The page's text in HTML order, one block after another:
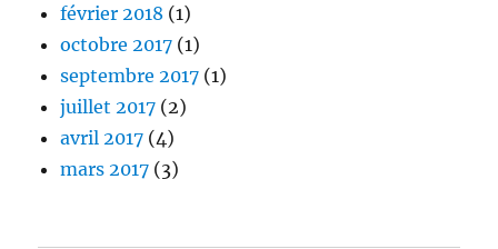
février 2018 (1)
octobre 2017 (1)
septembre 2017 (1)
juillet 2017 (2)
avril 2017 (4)
mars 2017 (3)